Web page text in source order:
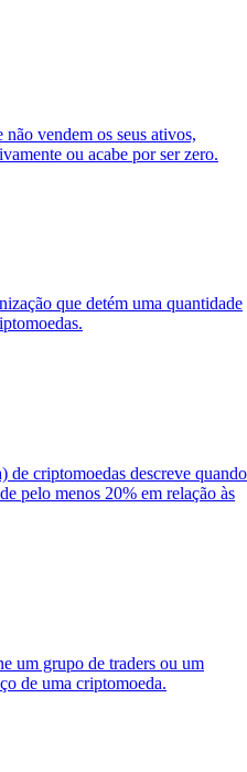
vendem os seus ativos,
ou acabe por ser zero.
que detém uma quantidade
de criptomoedas descreve quando
pelo menos 20% em relação às
um grupo de traders ou um
de uma criptomoeda.